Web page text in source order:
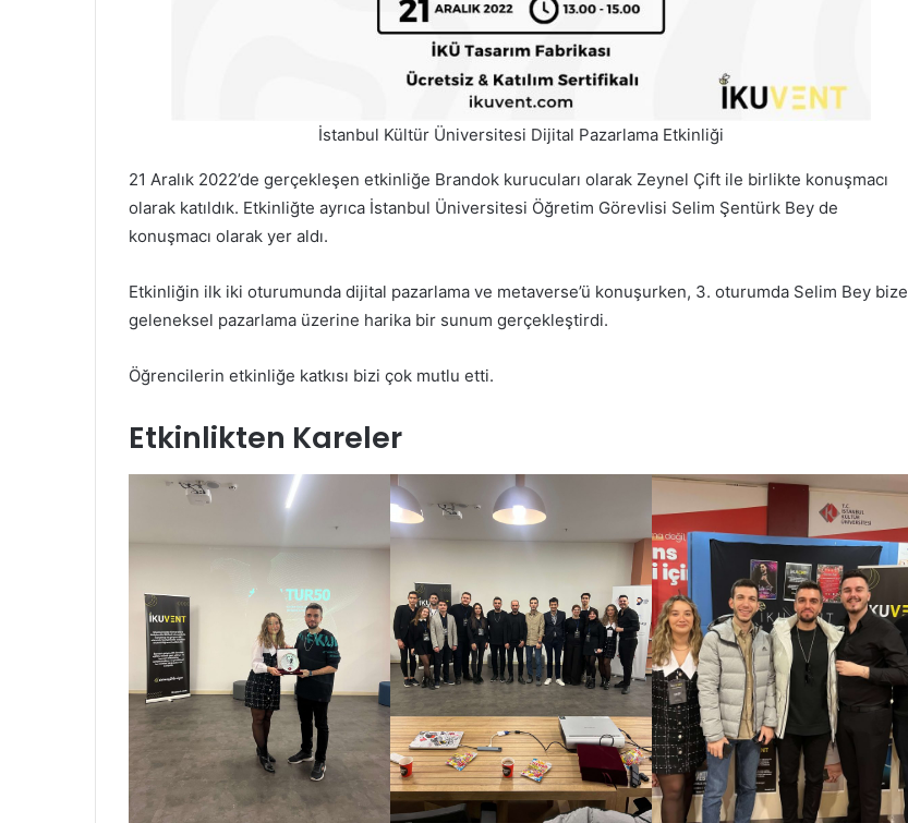
İstanbul Kültür Üniversitesi Dijital Pazarlama Etkinliği
21 Aralık 2022’de gerçekleşen etkinliğe Brandok kurucuları olarak Zeynel Çift ile birlikte konuşmacı
olarak katıldık. Etkinliğte ayrıca İstanbul Üniversitesi Öğretim Görevlisi Selim Şentürk Bey de
konuşmacı olarak yer aldı.
Etkinliğin ilk iki oturumunda dijital pazarlama ve metaverse’ü konuşurken, 3. oturumda Selim Bey bize
geleneksel pazarlama üzerine harika bir sunum gerçekleştirdi.
Öğrencilerin etkinliğe katkısı bizi çok mutlu etti.
Etkinlikten Kareler